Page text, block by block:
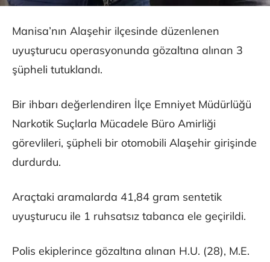
Manisa’nın Alaşehir ilçesinde düzenlenen
uyuşturucu operasyonunda gözaltına alınan 3
şüpheli tutuklandı.
Bir ihbarı değerlendiren İlçe Emniyet Müdürlüğü
Narkotik Suçlarla Mücadele Büro Amirliği
görevlileri, şüpheli bir otomobili Alaşehir girişinde
durdurdu.
Araçtaki aramalarda 41,84 gram sentetik
uyuşturucu ile 1 ruhsatsız tabanca ele geçirildi.
Polis ekiplerince gözaltına alınan H.U. (28), M.E.